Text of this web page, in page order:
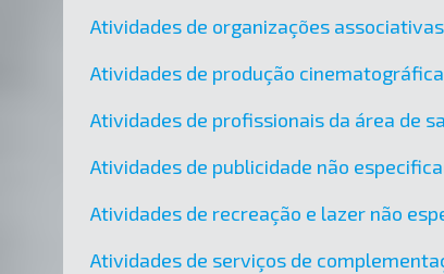
Atividades de organizações
Atividades de produção
Atividades de profissionais da área de
Atividades de publicidade não
Atividades de recreação e lazer não
Atividades de serviços de